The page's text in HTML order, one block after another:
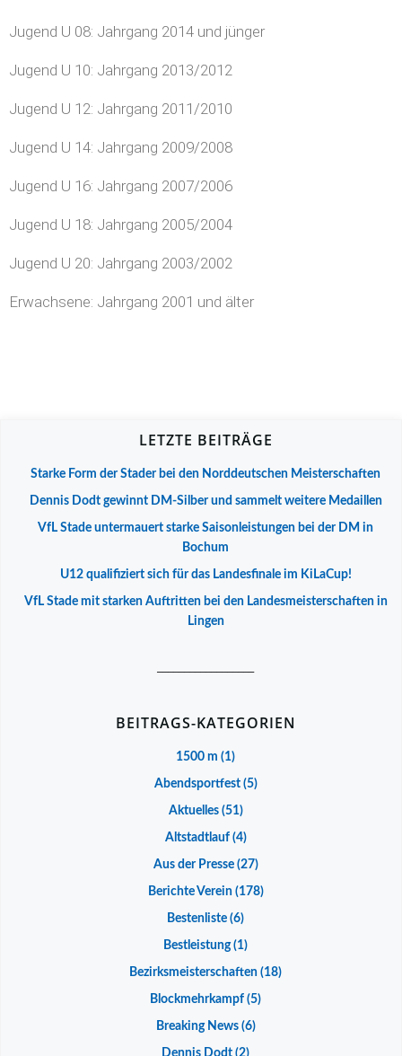
Jugend U 08: Jahrgang 2014 und jünger
Jugend U 10: Jahrgang 2013/2012
Jugend U 12: Jahrgang 2011/2010
Jugend U 14: Jahrgang 2009/2008
Jugend U 16: Jahrgang 2007/2006
Jugend U 18: Jahrgang 2005/2004
Jugend U 20: Jahrgang 2003/2002
Erwachsene: Jahrgang 2001 und älter
LETZTE BEITRÄGE
Starke Form der Stader bei den Norddeutschen Meisterschaften
Dennis Dodt gewinnt DM-Silber und sammelt weitere Medaillen
VfL Stade untermauert starke Saisonleistungen bei der DM in
Bochum
U12 qualifiziert sich für das Landesfinale im KiLaCup!
VfL Stade mit starken Auftritten bei den Landesmeisterschaften in
Lingen
BEITRAGS-KATEGORIEN
1500 m (1)
Abendsportfest(5)
Aktuelles(51)
Altstadtlauf(4)
Aus der Presse(27)
Berichte Verein(178)
Bestenliste (6)
Bestleistung(1)
Bezirksmeisterschaften (18)
Blockmehrkampf (5)
Breaking News(6)
Dennis Dodt (2)